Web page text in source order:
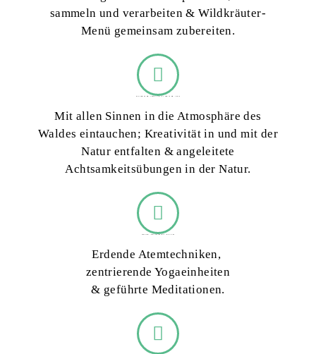
sammeln und verarbeiten & Wildkräuter-
Menü gemeinsam zubereiten.
Mit allen Sinnen in die Atmosphäre des
Waldes eintauchen; Kreativität in und mit der
Natur entfalten & angeleitete
Achtsamkeitsübungen in der Natur.
Erdende Atemtechniken,
zentrierende Yogaeinheiten
& geführte Meditationen.